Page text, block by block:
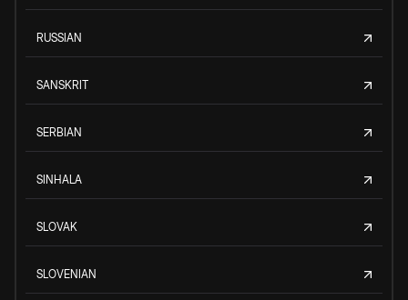
RUSSIAN
SANSKRIT
SERBIAN
SINHALA
SLOVAK
SLOVENIAN